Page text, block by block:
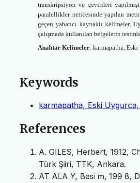
transkripsiyon ve çevirileri
paralellikler neticesinde yapılan
geçen yabancı kaynaklı kelimeler,
çalışmada kullanılan belgelerin
Anahtar Kelimeler: karmapatha, Eski
Keywords
karmapatha, Eski
References
A. GILES, Herbert, 1912,
Türk Şiiri, TTK, Ankara.
AT ALA Y, Besi m, 199 8,